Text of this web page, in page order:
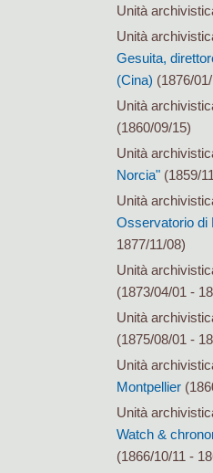
Unità
Unità
Gesuita,
(Cina) (1876/
Unità
(1860/09/15)
Unità
Norcia"(1859/
Unità
Osservatorio di
1877/11/08)
Unità
(1873/04/01 -
Unità
(1875/08/01 -
Unità
Montpellier
Unità
Watch &
(1866/10/11 -